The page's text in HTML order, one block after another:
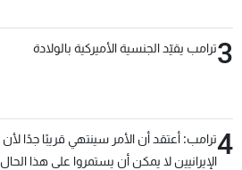
3ترامب يقيّد الجنسية الأميركية بالولادة
4ترامب: أعتقد أن الأمر سينتهي قريبًا جدًا لأن
الإيرانيين لا يمكن أن يستمروا على هذا الحال